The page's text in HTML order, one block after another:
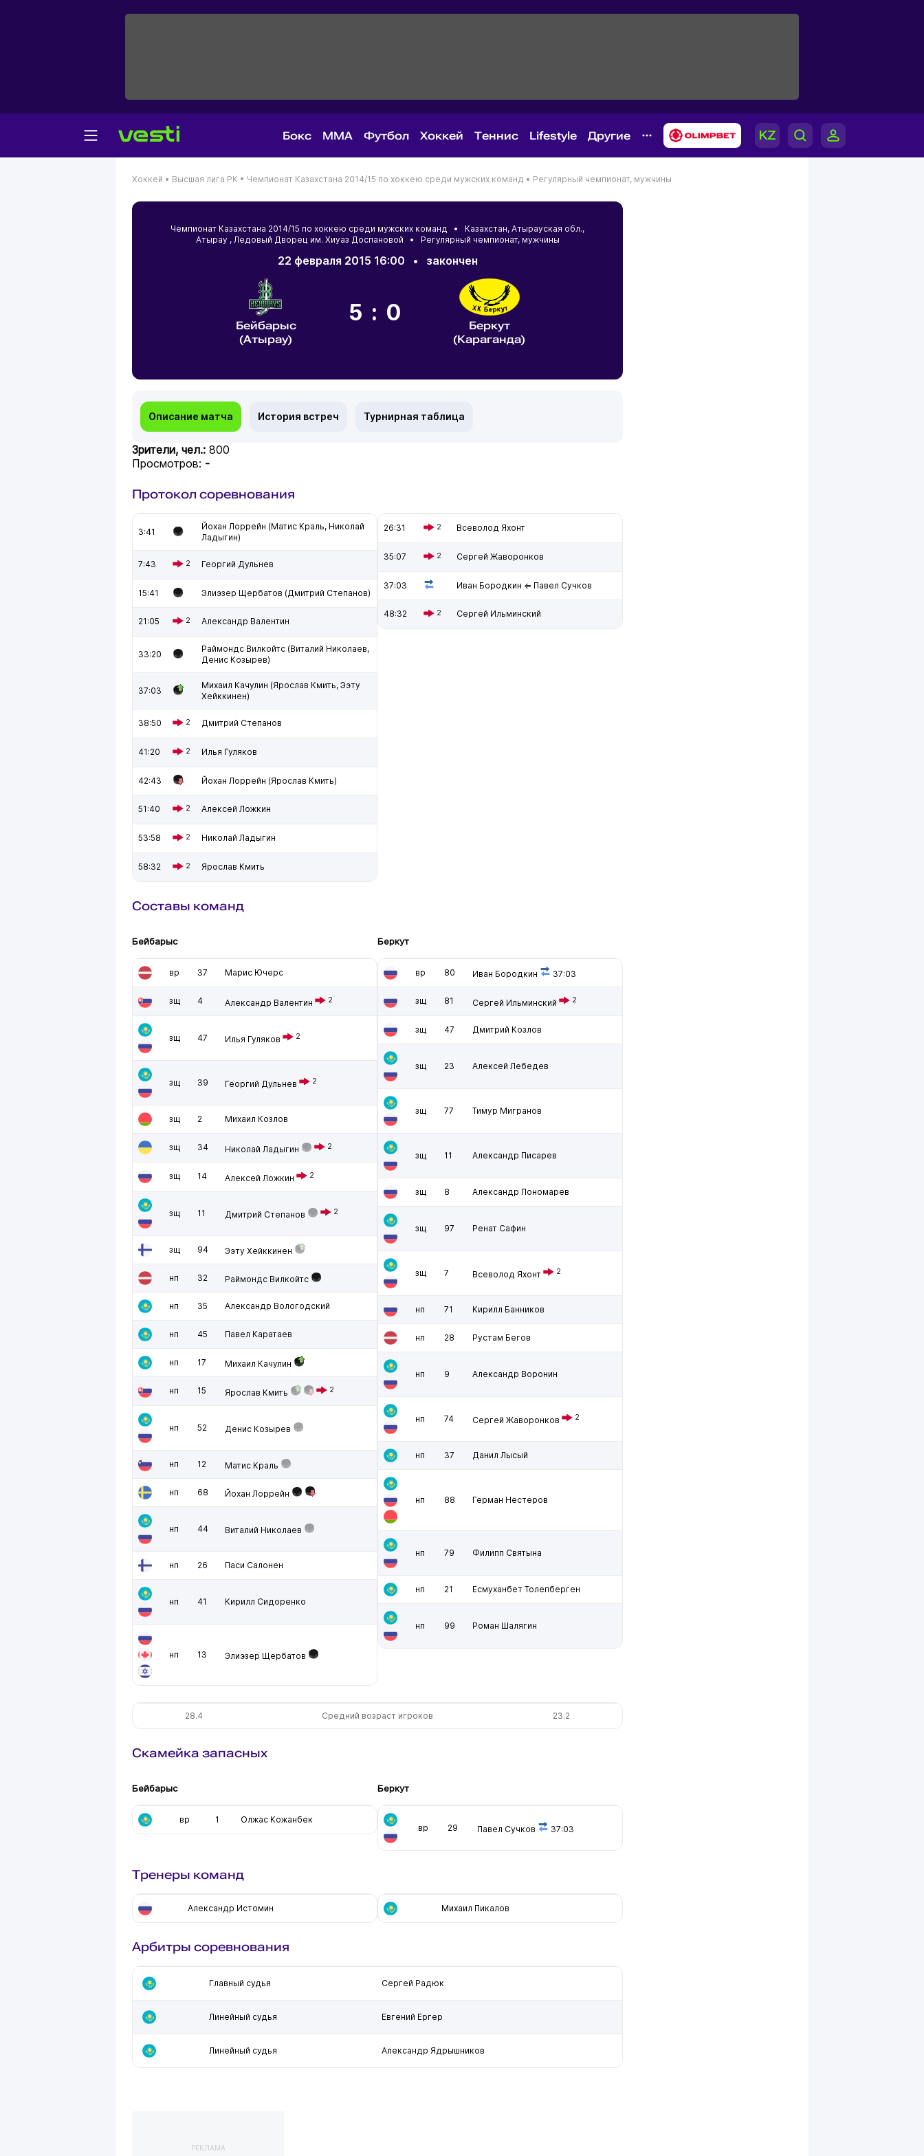
Бокс MMA Футбол Хоккей Теннис Lifestyle Другие
Хоккей • Высшая лига РК • Чемпионат Казахстана 2014/15 по хоккею среди мужских команд • Регулярный чемпионат, мужчины
Чемпионат Казахстана 2014/15 по хоккею среди мужских команд • Казахстан, Атырауская обл.,
Атырау, Ледовый Дворец им. Хиуаз Доспановой • Регулярный чемпионат, мужчины
22 февраля 2015 16:00 • закончен
Бейбарыс
(Атырау)
5:0
Беркут
(Караганда)
Описание матча История встреч Турнирная таблица
Зрители, чел.: 800
Просмотров: -
Протокол соревнования
3:41
Йохан Лоррейн (Матис Краль, Николай
Ладыгин)
7:43 2 Георгий Дульнев
15:41 Элиэзер Щербатов (Дмитрий Степанов)
21:05 2 Александр Валентин
33:20
Раймондс Вилкойтс (Виталий Николаев,
Денис Козырев)
37:03
Михаил Качулин (Ярослав Кмить, Ээту
Хейккинен)
38:50 2 Дмитрий Степанов
41:20 2 Илья Гуляков
42:43 Йохан Лоррейн (Ярослав Кмить)
51:40 2 Алексей Ложкин
53:58 2 Николай Ладыгин
58:32 2 Ярослав Кмить
26:31 2 Всеволод Яхонт
35:07 2 Сергей Жаворонков
37:03 Иван Бородкин ⇐ Павел Сучков
48:32 2 Сергей Ильминский
Составы команд
Бейбарыс
вр 37 Марис Ючерс
зщ 4 Александр Валентин 2
зщ 47 Илья Гуляков 2
зщ 39 Георгий Дульнев 2
зщ 2 Михаил Козлов
зщ 34 Николай Ладыгин 2
зщ 14 Алексей Ложкин 2
зщ 11 Дмитрий Степанов 2
зщ 94 Ээту Хейккинен
нп 32 Раймондс Вилкойтс
нп 35 Александр Вологодский
нп 45 Павел Каратаев
нп 17 Михаил Качулин
нп 15 Ярослав Кмить 2
нп 52 Денис Козырев
нп 12 Матис Краль
нп 68 Йохан Лоррейн
нп 44 Виталий Николаев
нп 26 Паси Салонен
нп 41 Кирилл Сидоренко
нп 13 Элиэзер Щербатов
Беркут
вр 80 Иван Бородкин 37:03
зщ 81 Сергей Ильминский 2
зщ 47 Дмитрий Козлов
зщ 23 Алексей Лебедев
зщ 77 Тимур Мигранов
зщ 11 Александр Писарев
зщ 8 Александр Пономарев
зщ 97 Ренат Сафин
зщ 7 Всеволод Яхонт 2
нп 71 Кирилл Банников
нп 28 Рустам Бегов
нп 9 Александр Воронин
нп 74 Сергей Жаворонков 2
нп 37 Данил Лысый
нп 88 Герман Нестеров
нп 79 Филипп Святына
нп 21 Есмуханбет Толепберген
нп 99 Роман Шалягин
28.4 Средний возраст игроков 23.2
Скамейка запасных
Бейбарыс
вр 1 Олжас Кожанбек
Беркут
вр 29 Павел Сучков 37:03
Тренеры команд
Александр Истомин Михаил Пикалов
Арбитры соревнования
Главный судья Сергей Радюк
Линейный судья Евгений Ергер
Линейный судья Александр Ядрышников
РЕКЛАМА